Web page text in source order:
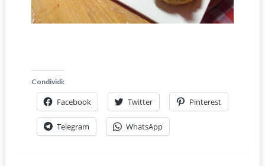
Condividi:
Facebook Twitter Pinterest
Telegram WhatsApp